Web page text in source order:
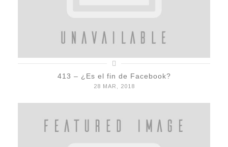
413 – ¿Es el fin de Facebook?
28 MAR, 2018